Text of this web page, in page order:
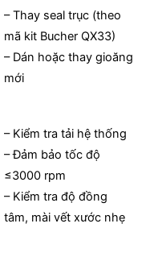
– Thay seal trục (theo
mã kit Bucher QX33)
– Dán hoặc thay gioăng
mới
– Kiểm tra tải hệ thống
– Đảm bảo tốc độ
≤3000 rpm
– Kiểm tra độ đồng
tâm, mài vết xước nhẹ